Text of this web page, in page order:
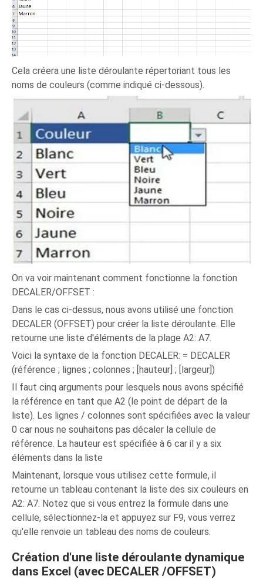
Cela créera une liste déroulante répertoriant tous les
noms de couleurs (comme indiqué ci-dessous).
On va voir maintenant comment fonctionne la fonction
DECALER/OFFSET :
Dans le cas ci-dessus, nous avons utilisé une fonction
DECALER (OFFSET) pour créer la liste déroulante. Elle
retourne une liste d'éléments de la plage A2: A7.
Voici la syntaxe de la fonction DECALER: = DECALER
(référence ; lignes ; colonnes ; [hauteur] ; [largeur])
Il faut cinq arguments pour lesquels nous avons spécifié
la référence en tant que A2 (le point de départ de la
liste). Les lignes / colonnes sont spécifiées avec la valeur
0 car nous ne souhaitons pas décaler la cellule de
référence. La hauteur est spécifiée à 6 car il y a six
éléments dans la liste
Maintenant, lorsque vous utilisez cette formule, il
retourne un tableau contenant la liste des six couleurs en
A2: A7. Notez que si vous entrez la formule dans une
cellule, sélectionnez-la et appuyez sur F9, vous verrez
qu'elle renvoie un tableau des noms de couleurs.
Création d'une liste déroulante dynamique
dans Excel (avec DECALER /OFFSET)